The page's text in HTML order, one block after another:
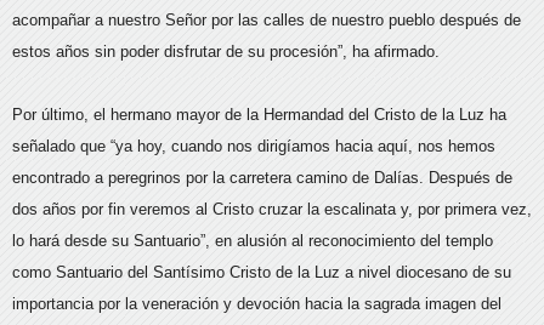
acompañar a nuestro Señor por las calles de nuestro pueblo después de
estos años sin poder disfrutar de su procesión”, ha afirmado.
Por último, el hermano mayor de la Hermandad del Cristo de la Luz ha
señalado que “ya hoy, cuando nos dirigíamos hacia aquí, nos hemos
encontrado a peregrinos por la carretera camino de Dalías. Después de
dos años por fin veremos al Cristo cruzar la escalinata y, por primera vez,
lo hará desde su Santuario”, en alusión al reconocimiento del templo
como Santuario del Santísimo Cristo de la Luz a nivel diocesano de su
importancia por la veneración y devoción hacia la sagrada imagen del